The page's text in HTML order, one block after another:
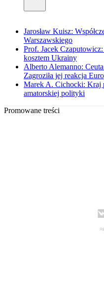
Jarosław Kuisz:
Warszawskiego
Prof. Jacek
kosztem Ukrainy
Alberto Alemanno:
Zagroziła jej reakcja
Marek A. Cichocki: Kraj
amatorskiej polityki
Promowane treści